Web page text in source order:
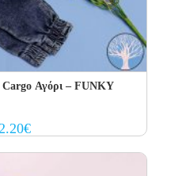
Cargo Αγόρι – FUNKY
€Current
price